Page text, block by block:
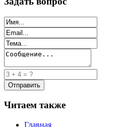
Читаем также
Главная